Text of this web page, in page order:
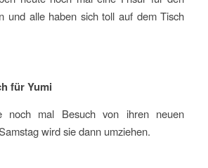
und alle haben sich toll auf dem Tisch
für Yumi
noch mal Besuch von ihren neuen
wird sie dann umziehen.